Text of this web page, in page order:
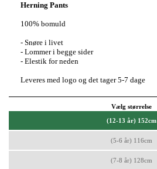
Herning Pants
100% bomuld
- Snøre i livet
- Lommer i begge sider
- Elestik for neden
Leveres med logo og det tager 5-7 dage
Vælg størrelse
(12-13 år) 152cm
(5-6 år) 116cm
(7-8 år) 128cm